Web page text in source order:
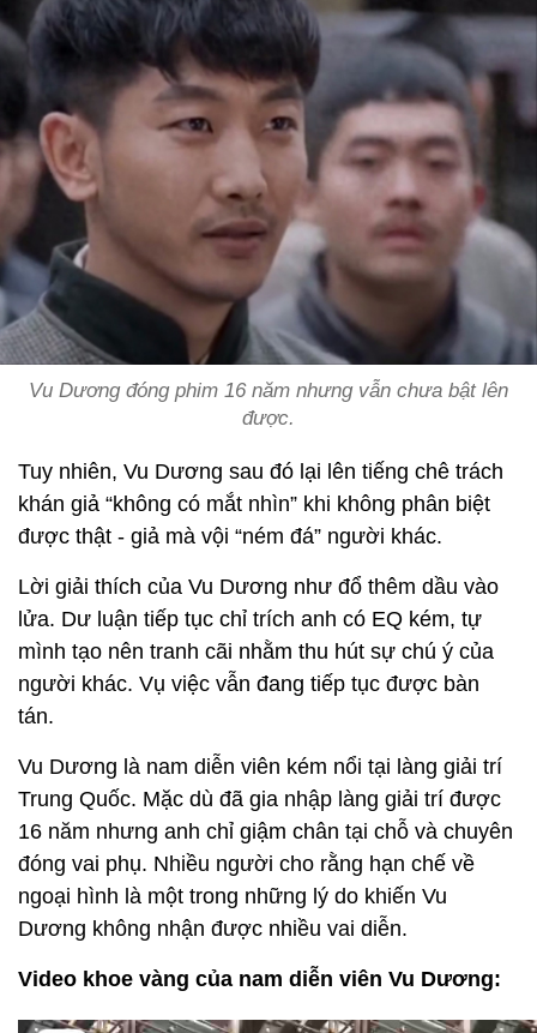
Vu Dương đóng phim 16 năm nhưng vẫn chưa bật lên
được.
Tuy nhiên, Vu Dương sau đó lại lên tiếng chê trách
khán giả “không có mắt nhìn” khi không phân biệt
được thật - giả mà vội “ném đá” người khác.
Lời giải thích của Vu Dương như đổ thêm dầu vào
lửa. Dư luận tiếp tục chỉ trích anh có EQ kém, tự
mình tạo nên tranh cãi nhằm thu hút sự chú ý của
người khác. Vụ việc vẫn đang tiếp tục được bàn
tán.
Vu Dương là nam diễn viên kém nổi tại làng giải trí
Trung Quốc. Mặc dù đã gia nhập làng giải trí được
16 năm nhưng anh chỉ giậm chân tại chỗ và chuyên
đóng vai phụ. Nhiều người cho rằng hạn chế về
ngoại hình là một trong những lý do khiến Vu
Dương không nhận được nhiều vai diễn.
Video khoe vàng của nam diễn viên Vu Dương: